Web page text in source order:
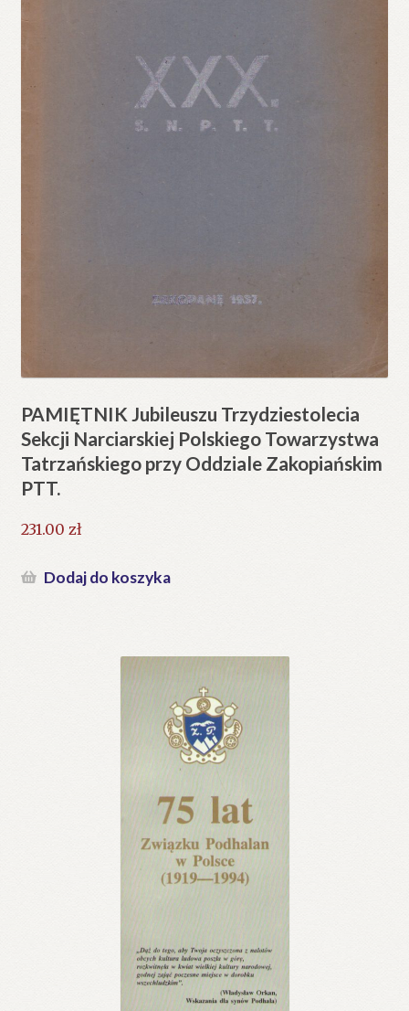
PAMIĘTNIK Jubileuszu Trzydziestolecia
Sekcji Narciarskiej Polskiego Towarzystwa
Tatrzańskiego przy Oddziale Zakopiańskim
PTT.
231.00 zł
Dodaj do koszyka